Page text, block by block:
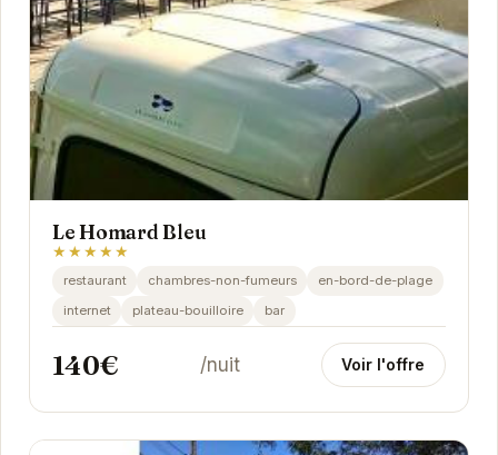
Le Homard Bleu
★★★★★
restaurant chambres-non-fumeurs
en-bord-de-plage
internet
plateau-bouilloire bar
140€ /nuit Voir l'offre